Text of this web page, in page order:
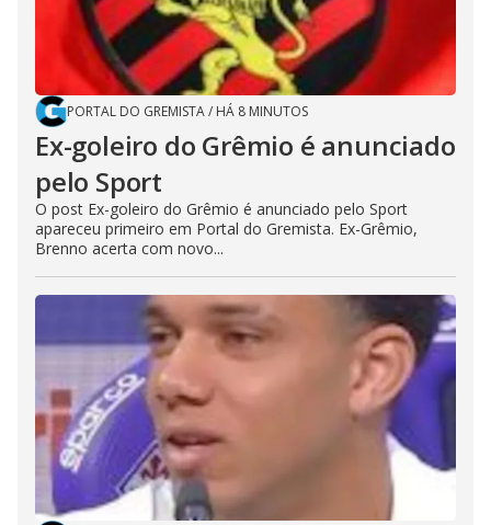
PORTAL DO GREMISTA/ HÁ 8 MINUTOS
Ex-goleiro do Grêmio é anunciado
pelo Sport
O post Ex-goleiro do Grêmio é anunciado pelo Sport
apareceu primeiro em Portal do Gremista. Ex-Grêmio,
Brenno acerta com novo...